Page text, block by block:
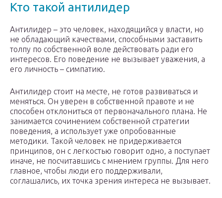
Кто такой антилидер
Антилидер – это человек, находящийся у власти, но
не обладающий качествами, способными заставить
толпу по собственной воле действовать ради его
интересов. Его поведение не вызывает уважения, а
его личность – симпатию.
Антилидер стоит на месте, не готов развиваться и
меняться. Он уверен в собственной правоте и не
способен отклониться от первоначального плана. Не
занимается сочинением собственной стратегии
поведения, а использует уже опробованные
методики. Такой человек не придерживается
принципов, он с легкостью говорит одно, а поступает
иначе, не посчитавшись с мнением группы. Для него
главное, чтобы люди его поддерживали,
соглашались, их точка зрения интереса не вызывает.